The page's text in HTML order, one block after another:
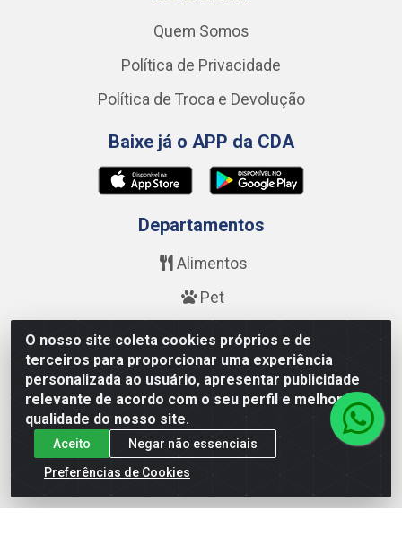
O nosso site coleta cookies próprios e de
terceiros para proporcionar uma experiência
personalizada ao usuário, apresentar publicidade
relevante de acordo com o seu perfil e melhorar a
qualidade do nosso site.
Aceito
Negar não essenciais
Preferências de Cookies
Quem Somos
Política de Privacidade
Política de Troca e Devolução
Baixe já o APP da CDA
Departamentos
Alimentos
Pet
Bebidas
Saúde e Beleza
Higiene
Limpeza
Calçados